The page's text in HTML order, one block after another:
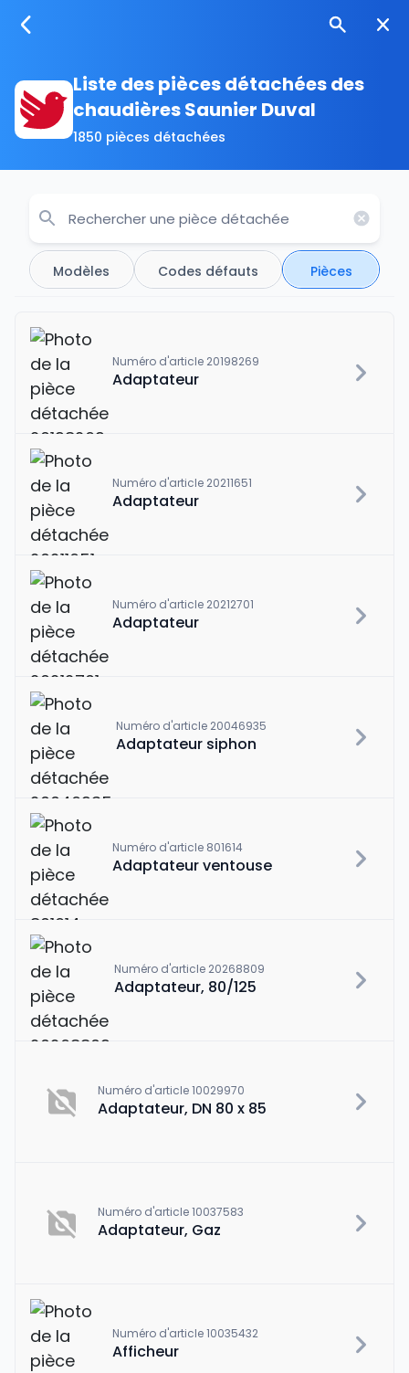
Liste des pièces détachées des
chaudières Saunier Duval
1850 pièces détachées
Modèles Codes défauts Pièces
Numéro d'article 20198269
Adaptateur
Numéro d'article 20211651
Adaptateur
Numéro d'article 20212701
Adaptateur
Numéro d'article 20046935
Adaptateur siphon
Numéro d'article 801614
Adaptateur ventouse
Numéro d'article 20268809
Adaptateur, 80/125
Numéro d'article 10029970
Adaptateur, DN 80 x 85
Numéro d'article 10037583
Adaptateur, Gaz
Numéro d'article 10035432
Afficheur